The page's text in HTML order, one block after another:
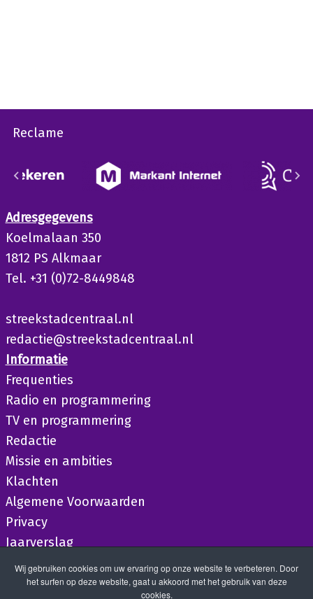
Reclame
Adresgegevens
Koelmalaan 350
1812 PS Alkmaar
Tel. +31 (0)72-8449848
streekstadcentraal.nl
redactie@streekstadcentraal.nl
Informatie
Frequenties
Radio en programmering
TV en programmering
Redactie
Missie en ambities
Klachten
Algemene Voorwaarden
Privacy
Jaarverslag
Wij gebruiken cookies om uw ervaring op onze website te verbeteren. Door
het surfen op deze website, gaat u akkoord met het gebruik van deze
cookies.